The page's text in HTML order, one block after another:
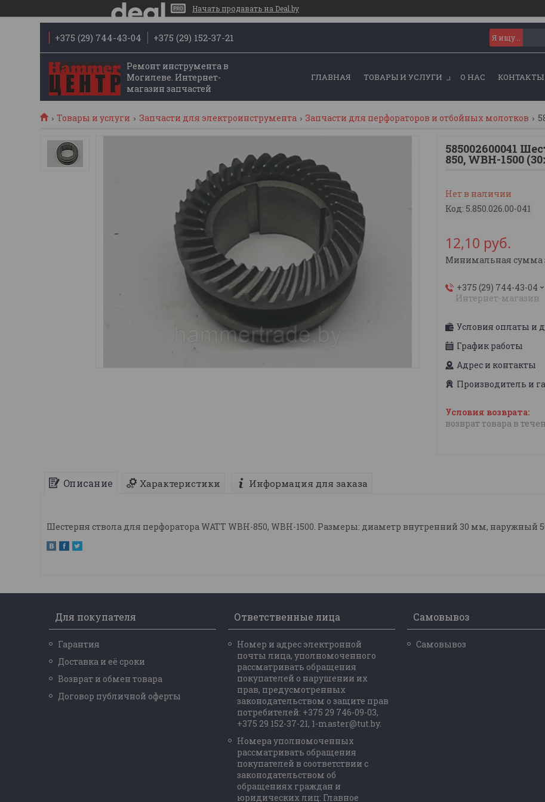
Начать продавать на Deal.by
+375 (29) 744-43-04 +375 (29) 152-37-21
Ремонт инструмента в
Могилеве. Интернет-
магазин запчастей
ГЛАВНАЯ ТОВАРЫ И УСЛУГИ О НАС КОНТАКТЫ
Товары и услуги Запчасти для электроинструмента Запчасти для перфораторов и отбойных молотков
585002600041
850, WBH-1500
Нет в наличии
Код: 5.850.026.00-041
12,10 руб.
Минимальная сумма
+375 (29) 744-43-04
Интернет-магазин
Условия оплаты и
График работы
Адрес и контакты
Производитель и
возврат товара в
Описание Характеристики Информация для заказа
Шестерня ствола для перфоратора WATT WBH-850, WBH-1500. Размеры: диаметр внутренний 30 мм, наружный
Для покупателя
Гарантия
Доставка и её сроки
Возврат и обмен товара
Договор публичной оферты
Ответственные лица
Номер и адрес электронной
почты лица, уполномоченного
рассматривать обращения
покупателей о нарушении их
прав, предусмотренных
законодательством о защите прав
потребителей: +375 29 746-09-03,
+375 29 152-37-21, 1-master@tut.by.
Номера уполномоченных
рассматривать обращения
покупателей в соответствии с
законодательством об
обращениях граждан и
юридических лиц: Главное
Самовывоз
Самовывоз